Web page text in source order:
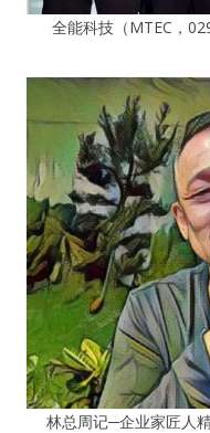
全能科技（MTEC，
林总周记─企业家匠人